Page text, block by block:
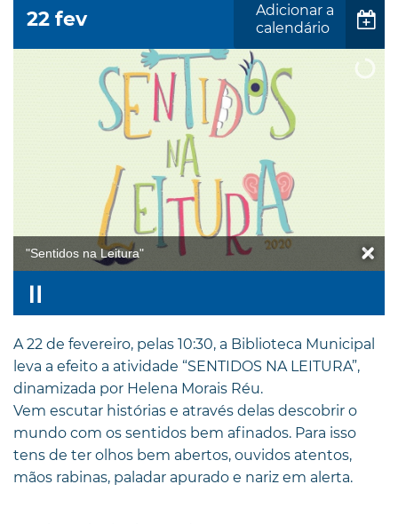
22 fev
Adicionar a
calendário
"Sentidos na Leitura"
A 22 de fevereiro, pelas 10:30, a Biblioteca Municipal
leva a efeito a atividade “SENTIDOS NA LEITURA”,
dinamizada por Helena Morais Réu.
Vem escutar histórias e através delas descobrir o
mundo com os sentidos bem afinados. Para isso
tens de ter olhos bem abertos, ouvidos atentos,
mãos rabinas, paladar apurado e nariz em alerta.